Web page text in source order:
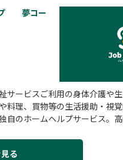
プ 夢コー
サービスご利用の身体介護や
料理、買物等の生活援助・視
自のホームヘルプサービス。
る